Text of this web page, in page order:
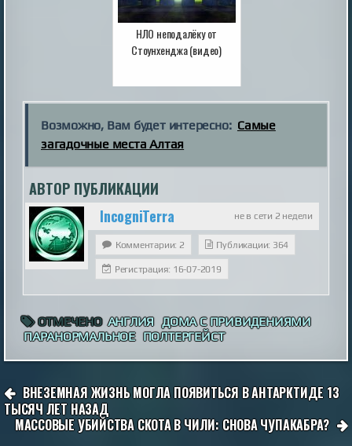
НЛО неподалёку от
Стоунхенджа (видео)
Возможно, Вам будет интересно: Самые
загадочные места Алтая
АВТОР ПУБЛИКАЦИИ
не в сети 2 недели
IncogniTerra
Комментарии: 2 Публикации: 364
Регистрация: 16-07-2019
ОТМЕЧЕНО АНГЛИЯ ДОМА С ПРИВИДЕНИЯМИ
ПАРАНОРМАЛЬНОЕ ПОЛТЕРГЕЙСТ
НАВИГАЦИЯ
ПО
ЗАПИСЯМ
ВНЕЗЕМНАЯ ЖИЗНЬ МОГЛА ПОЯВИТЬСЯ В АНТАРКТИДЕ 13
ТЫСЯЧ ЛЕТ НАЗАД
МАССОВЫЕ УБИЙСТВА СКОТА В ЧИЛИ: СНОВА ЧУПАКАБРА?